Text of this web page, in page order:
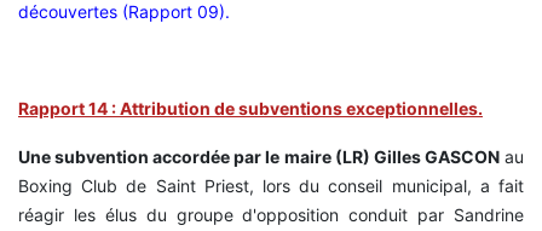
découvertes (Rapport 09).
Rapport 14 : Attribution de subventions exceptionnelles.
Une subvention accordée par le maire (LR) Gilles GASCONau
Boxing Club de Saint Priest, lors du conseil municipal, a fait
réagir les élus du groupe d'opposition conduit par Sandrine